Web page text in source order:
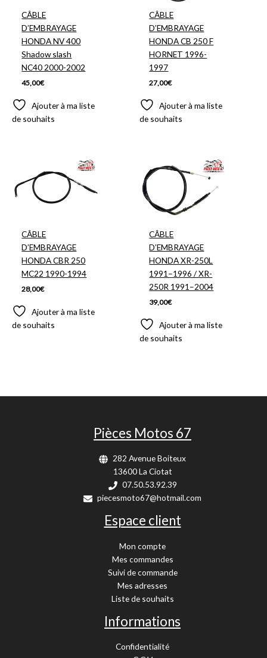
CÂBLE
D’EMBRAYAGE
HONDA NV 400
Shadow slash
NC40 2000-2002
45,00€
Ajouter à ma liste
de souhaits
CÂBLE
D’EMBRAYAGE
HONDA CB 250 F
HORNET 1996-
1997
27,00€
Ajouter à ma liste
de souhaits
CÂBLE
D’EMBRAYAGE
HONDA CBR 250
MC22 1990-1994
28,00€
Ajouter à ma liste
de souhaits
CÂBLE
D’EMBRAYAGE
HONDA XR-250L
1991–1996 / XR-
250R 1991–2004
39,00€
Ajouter à ma liste
de souhaits
Pièces Motos 67
282 Avenue Boiteux
13600 La Ciotat
07.50.53.92.39
piecesmoto67@hotmail.com
Espace client
Mon compte
Mes commandes
Suivi de commande
Mes adresses
Liste de souhaits
Informations
Confidentialité